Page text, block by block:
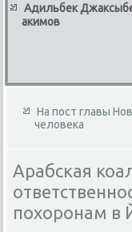
Адильбек
акимов
На пост главы
человека
Арабская
похоронам в